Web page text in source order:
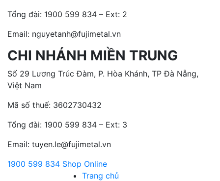
Tổng đài: 1900 599 834 – Ext: 2
Email: nguyetanh@fujimetal.vn
CHI NHÁNH MIỀN TRUNG
Số 29 Lương Trúc Đàm, P. Hòa Khánh, TP Đà Nẵng,
Việt Nam
Mã số thuế: 3602730432
Tổng đài: 1900 599 834 – Ext: 3
Email: tuyen.le@fujimetal.vn
1900 599 834 Shop Online
Trang chủ